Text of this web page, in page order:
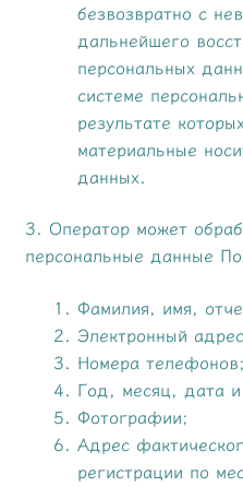
безвозвратно с
дальнейшего
персональных
системе
результате
материальные
данных.
3. Оператор может
персональные данные
Фамилия, имя,
Электронный
Номера телефонов;
Год, месяц, дата
Фотографии;
Адрес
регистрации по